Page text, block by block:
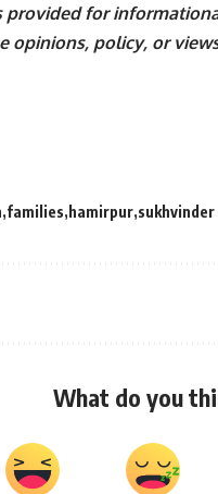
provided for
opinions, policy, or
families hamirpur sukhvinder
What do you